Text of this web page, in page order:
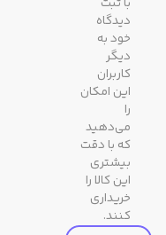
برند
مشخصات ظاهری
رنگ
بدنه
نقره ای
رنگ
صفحه
مشکی / دودی تیره
دیدگاه
خود به
دیگر
کاربران
این امکان
را
می‌دهید
که با دقت
بیشتری
این کالا را
خریداری
کنند.